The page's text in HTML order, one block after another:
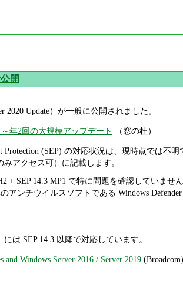
開
2020 Update）が一般に公開されました。
～年2回の大規模アップデート （窓の杜）
Protection (SEP) の対応状況は、現時点では不
みアクセス可）に記載します。
+ SEP 14.3 MP1 で特に問題を確認していませ
アンチウイルスソフトである Windows Defender
は SEP 14.3 以降で対応しています。
and Windows Server 2016 / Server 2019(Broadcom)